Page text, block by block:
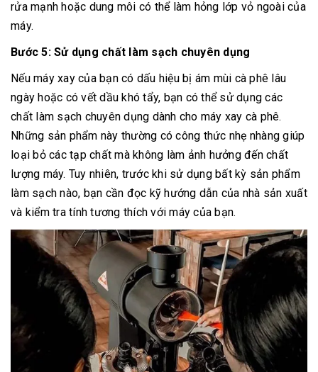
rửa mạnh hoặc dung môi có thể làm hỏng lớp vỏ ngoài của
máy.
Bước 5: Sử dụng chất làm sạch chuyên dụng
Nếu máy xay của bạn có dấu hiệu bị ám mùi cà phê lâu
ngày hoặc có vết dầu khó tẩy, bạn có thể sử dụng các
chất làm sạch chuyên dụng dành cho máy xay cà phê.
Những sản phẩm này thường có công thức nhẹ nhàng giúp
loại bỏ các tạp chất mà không làm ảnh hưởng đến chất
lượng máy. Tuy nhiên, trước khi sử dụng bất kỳ sản phẩm
làm sạch nào, bạn cần đọc kỹ hướng dẫn của nhà sản xuất
và kiểm tra tính tương thích với máy của bạn.